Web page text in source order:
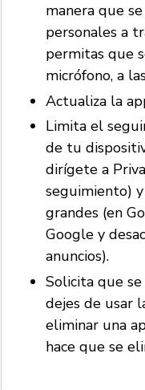
manera que
personales a
permitas que
micrófono, a
Actualiza la
Limita el
de tu
dirígete a
seguimiento)
grandes (en
Google y
anuncios).
Solicita que
dejes de usar
eliminar una
hace que se